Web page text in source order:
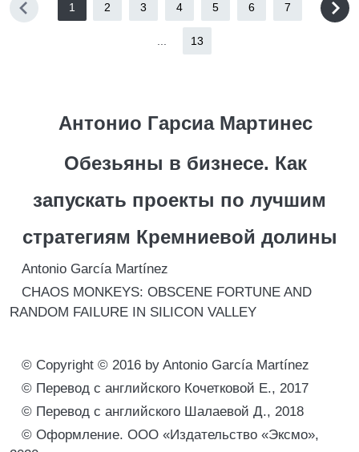
1 2 3 4 5 6 7
13
Антонио Гарсиа Мартинес
Обезьяны в бизнесе. Как
запускать проекты по лучшим
стратегиям Кремниевой долины
Antonio García Martínez
CHAOS MONKEYS: OBSCENE FORTUNE AND
RANDOM FAILURE IN SILICON VALLEY
© Copyright © 2016 by Antonio García Martínez
© Перевод с английского Кочетковой Е., 2017
© Перевод с английского Шалаевой Д., 2018
© Оформление. ООО «Издательство «Эксмо»,